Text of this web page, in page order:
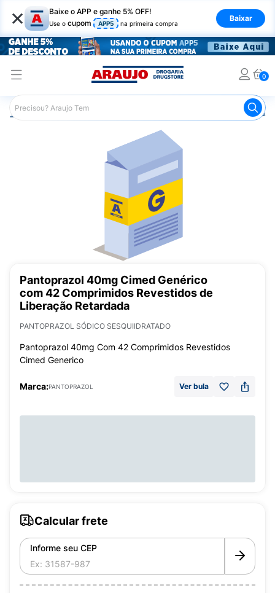
× Baixe o APP e ganhe 5% OFF!
Use o cupom APP5 na primeira compra
Baixar
0
Araujo Medicamentos Remédio para o Estômago e
Pantoprazol 40mg Cimed Genérico
com 42 Comprimidos Revestidos de
Liberação Retardada
PANTOPRAZOL SÓDICO SESQUIIDRATADO
Pantoprazol 40mg Com 42 Comprimidos Revestidos
Cimed Generico
Marca:PANTOPRAZOL Ver bula
Calcular frete
Informe seu CEP